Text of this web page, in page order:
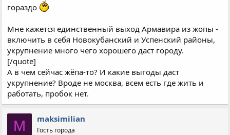
гораздо
Мне кажется единственный выход Армавира из жопы -
включить в себя Новокубанский и Успенский районы,
укрупнение много чего хорошего даст городу.
[/quote]
А в чем сейчас жёпа-то? И какие выгоды даст
укрупнение? Вроде не москва, всем есть где жить и
работать, пробок нет.
M maksimilian
Гость города